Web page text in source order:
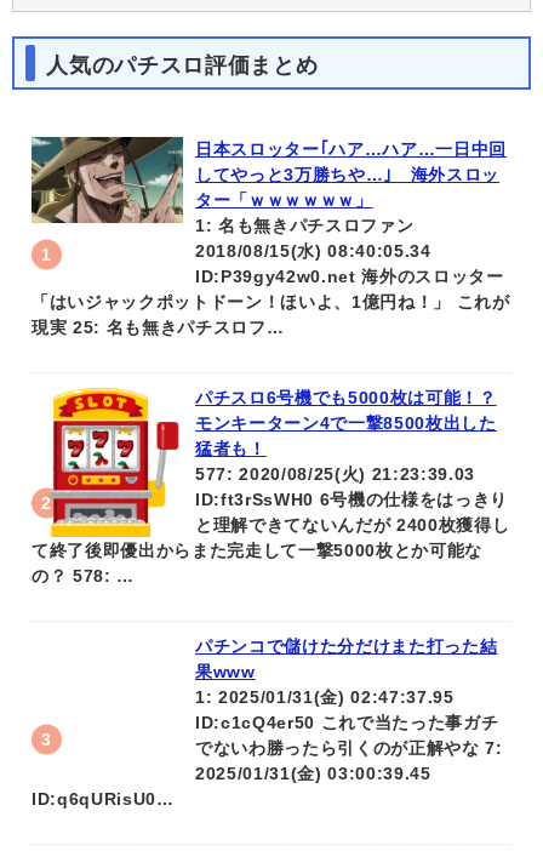
人気のパチスロ評価まとめ
日本スロッター｢ハア…ハア…一日中回
してやっと3万勝ちや…｣ 海外スロッ
ター「ｗｗｗｗｗｗ」
1: 名も無きパチスロファン
2018/08/15(水) 08:40:05.34
ID:P39gy42w0.net 海外のスロッター
「はいジャックポットドーン！ほいよ、1億円ね！」 これが
現実 25: 名も無きパチスロフ…
パチスロ6号機でも5000枚は可能！？
モンキーターン4で一撃8500枚出した
猛者も！
577: 2020/08/25(火) 21:23:39.03
ID:ft3rSsWH0 6号機の仕様をはっきり
と理解できてないんだが 2400枚獲得し
て終了後即優出からまた完走して一撃5000枚とか可能な
の？ 578: …
パチンコで儲けた分だけまた打った結
果www
1: 2025/01/31(金) 02:47:37.95
ID:c1cQ4er50 これで当たった事ガチ
でないわ勝ったら引くのが正解やな 7:
2025/01/31(金) 03:00:39.45
ID:q6qURisU0…